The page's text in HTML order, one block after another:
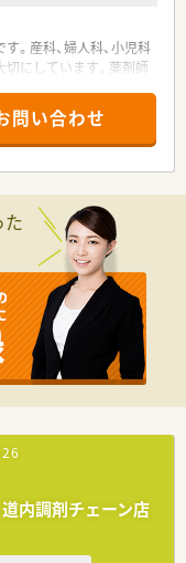
。産科、婦人科、小児科
にしています。薬剤師
ポートや婦人科疾患の
であり、お互いに協力
これからキャリアを築
ます。
なコミュニケーション
ます。
1日あたりの労働時間
ゆとりを持って無理な
両立を重視したい方に
問い合わせ
内調剤チェーン店